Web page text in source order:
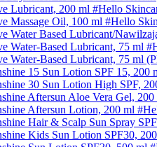
Lubricant, 200 ml #Hello
Massage Oil, 100 ml #Hello
Water Based Lubricant/
Water-Based Lubricant, 75 ml
Water-Based Lubricant, 75 ml
15 Sun Lotion SPF 15, 200
30 Sun Lotion High SPF,
Aftersun Aloe Vera Gel, 200
Aftersun Lotion, 200 ml
Hair & Scalp Sun Spray
Kids Sun Lotion SPF30,